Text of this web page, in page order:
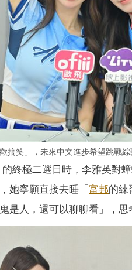
搞笑」，未來中文進步希望跳戰綜
終極二選日時，李雅英對
她寧願直接去睡「 富邦的練
是人，還可以聊聊看」，思